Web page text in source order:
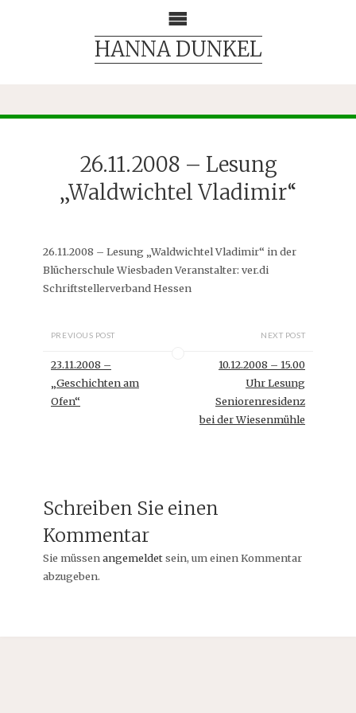
HANNA DUNKEL
26.11.2008 – Lesung
„Waldwichtel Vladimir“
26.11.2008 – Lesung „Waldwichtel Vladimir“ in der
Blücherschule Wiesbaden Veranstalter: ver.di
Schriftstellerverband Hessen
PREVIOUS POST
23.11.2008 –
„Geschichten am
Ofen“
NEXT POST
10.12.2008 – 15.00
Uhr Lesung
Seniorenresidenz
bei der Wiesenmühle
Schreiben Sie einen
Kommentar
Sie müssenangemeldetsein, um einen Kommentar
abzugeben.